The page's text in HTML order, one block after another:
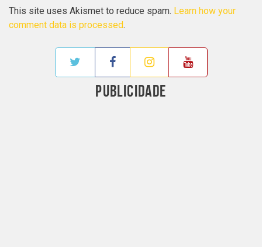
This site uses Akismet to reduce spam. Learn how your
comment data is processed.
PUBLICIDADE